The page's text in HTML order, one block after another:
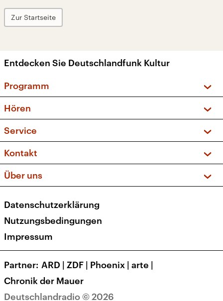
Zur Startseite
Entdecken Sie Deutschlandfunk Kultur
Programm
Sendungen und Podcasts
Musikliste
Kakadu – Das Kinderprogramm
Hören
Frequenzen (UKW + DAB+)
Service
FAQ
Apps
Newsletter
Veranstaltungen
Kontakt
Social Media
Über uns
Presse
Karriere
Transparenz
Deutschlandradio © 2026
Datenschutzerklärung
Nutzungsbedingungen
Impressum
Partner ARD | ZDF | Phoenix | arte |
Chronik der Mauer